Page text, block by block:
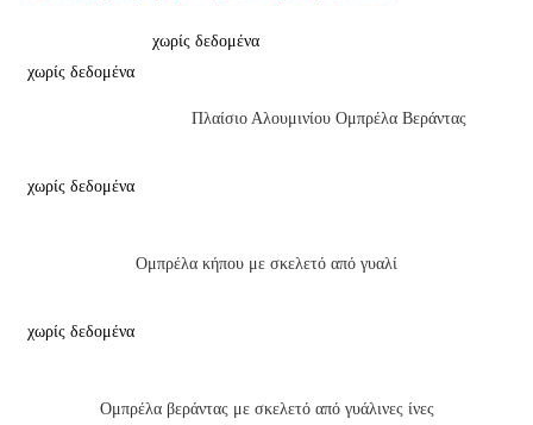
χωρίς δεδομένα
χωρίς δεδομένα
Πλαίσιο Αλουμινίου Ομπρέλα Βεράντας
χωρίς δεδομένα
Ομπρέλα κήπου με σκελετό από γυαλί
χωρίς δεδομένα
Ομπρέλα βεράντας με σκελετό από γυάλινες ίνες